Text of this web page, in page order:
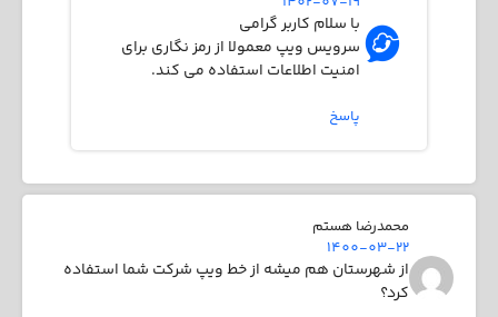
با سلام کاربر گرامی
سرویس ویپ معمولا از رمز نگاری برای
امنیت اطلاعات استفاده می کند.
پاسخ
محمدرضا هستم
1400-03-22
از شهرستان هم میشه از خط ویپ شرکت شما استفاده
کرد؟